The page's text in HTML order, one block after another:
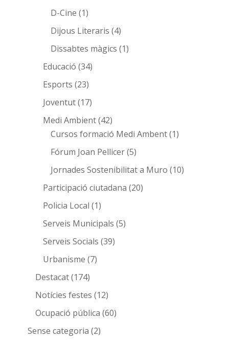
D-Cine (1)
Dijous Literaris (4)
Dissabtes màgics (1)
Educació (34)
Esports (23)
Joventut(17)
Medi Ambient(42)
Cursos formació Medi Ambent(1)
Fórum Joan Pellicer(5)
Jornades Sostenibilitat a Muro (10)
Participació ciutadana (20)
Policia Local (1)
Serveis Municipals (5)
Serveis Socials (39)
Urbanisme (7)
Destacat(174)
Notícies festes (12)
Ocupació pública (60)
Sense categoria (2)